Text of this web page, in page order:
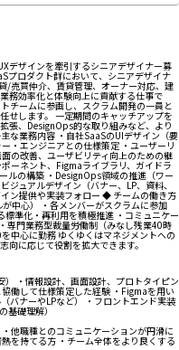
デザインを牽引するシニアデザイナー募
プロダクト群において、シニアデザイナ
/売買仲介、賃貸管理、オーナー対応、建
務効率化と体験向上に貢献する仕事で
チームに参画し、スクラム開発の一員と
せします。 一定期間のキャッチアップを
張、DesignOps的な取り組みなど、より
な業務内容 ・自社SaaSのUIデザイン（要
・エンジニアとの仕様策定 ・ユーザーリ
の改善、ユーザビリティ向上のための継
ーネント、Figmaライブラリ、ガイドラ
ルの構築 ・DesignOps領域の推進（ワー
ュアルデザイン（バナー、LP、資料、
ン提供や実装フォロー ◆ チームの働き方
中心） ・各メンバーがスクラムに参加
準化・再利用を積極推進 ・コミュニケー
専門業務型裁量労働制（みなし残業40時
中心に勤務 ゆくゆくはマネジメントへの
向に応じて役割を拡大できます。
・情報設計、画面設計、プロトタイピン
働して仕様策定した経験 ・Figmaを用い
バナーやLPなど） ・フロントエンド実装
基礎理解）
他職種とのコミュニケーションが円滑に
を持てる方 ・チーム全体をより良くする